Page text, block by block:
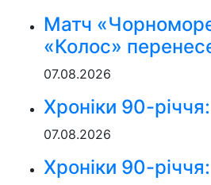
Матч
«Колос»
07.08.2026
Хроніки 90-
07.08.2026
Хроніки 90-